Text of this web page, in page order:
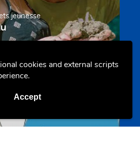
cookies and external scripts
Accept
jeunesse